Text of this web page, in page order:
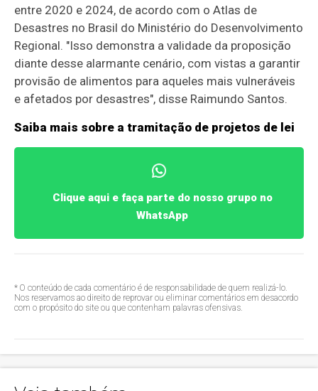
entre 2020 e 2024, de acordo com o Atlas de
Desastres no Brasil do Ministério do Desenvolvimento
Regional. "Isso demonstra a validade da proposição
diante desse alarmante cenário, com vistas a garantir
provisão de alimentos para aqueles mais vulneráveis
e afetados por desastres", disse Raimundo Santos.
Saiba mais sobre a tramitação de projetos de lei
Clique aqui e faça parte do nosso grupo no
WhatsApp
* O conteúdo de cada comentário é de responsabilidade de quem realizá-lo.
Nos reservamos ao direito de reprovar ou eliminar comentários em desacordo
com o propósito do site ou que contenham palavras ofensivas.